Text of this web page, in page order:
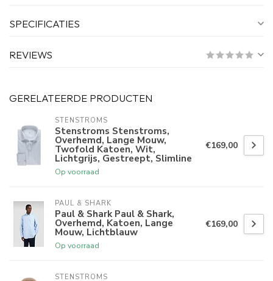
SPECIFICATIES
REVIEWS
GERELATEERDE PRODUCTEN
STENSTROMS
Stenstroms Stenstroms,
Overhemd, Lange Mouw,
Twofold Katoen, Wit,
Lichtgrijs, Gestreept, Slimline
Op voorraad
€169,00
PAUL & SHARK
Paul & Shark Paul & Shark,
Overhemd, Katoen, Lange
Mouw, Lichtblauw
Op voorraad
€169,00
STENSTROMS